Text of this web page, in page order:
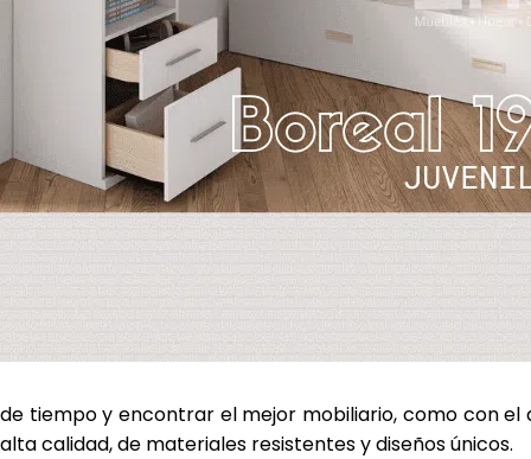
de tiempo y encontrar el mejor mobiliario, como con el
alta calidad, de materiales resistentes y diseños únicos.